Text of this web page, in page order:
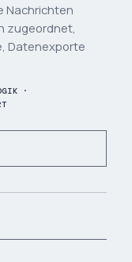
Nachrichten
zugeordnet,
Datenexporte
·